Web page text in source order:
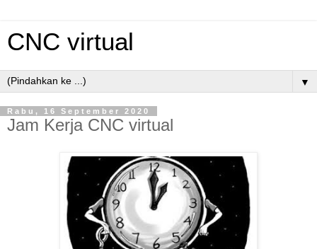
CNC virtual
▼
Rabu, 16 September 2020
Jam Kerja CNC virtual